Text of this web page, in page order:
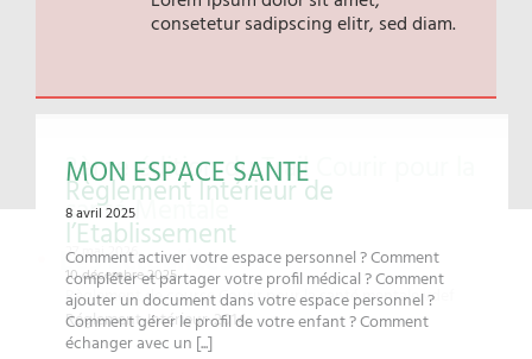
consetetur sadipscing elitr, sed diam.
Les actualités
3ème édition du Trail Courir pour la
santé Mentale
27 mai 2026
Règlement de course Courir pour la santé mentale vdef
Règlement Intérieur de
l’Etablissement
10 décembre 2025
Réglement-Intérieur-2014
MON ESPACE SANTE
8 avril 2025
Comment activer votre espace personnel ? Comment
compléter et partager votre profil médical ? Comment
ajouter un document dans votre espace personnel ?
Comment gérer le profil de votre enfant ? Comment
échanger avec un [...]